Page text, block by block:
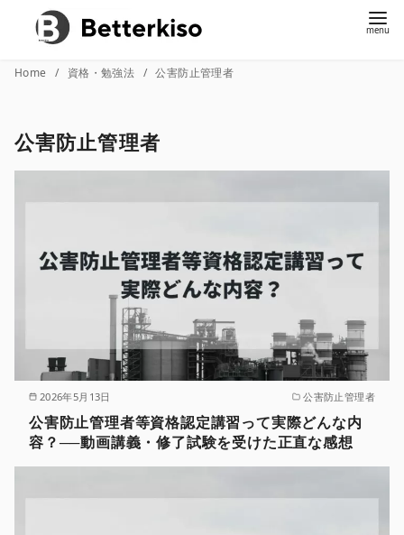
Home 資格・勉強法 公害防止管理者
公害防止管理者
2026年5月13日 公害防止管理者
公害防止管理者等資格認定講習って実際どんな内
容？──動画講義・修了試験を受けた正直な感想